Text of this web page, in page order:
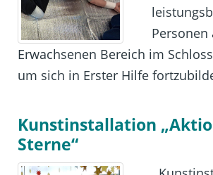
Personen
Erwachsenen Bereich im
um sich in Erster Hilfe
Kunstinstallation
Sterne“